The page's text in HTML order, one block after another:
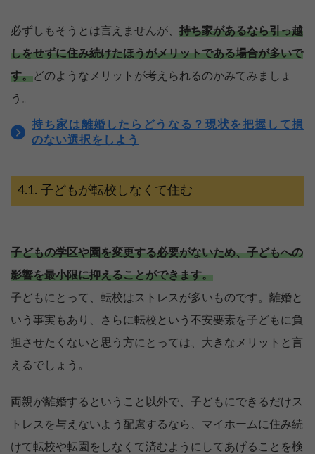
必ずしもそうとは言えませんが、 持ち家があるなら引っ越
しをせずに住み続けたほうがメリットである場合が多いで
す。どのようなメリットが考えられるのかみてみましょ
う。
持ち家は離婚したらどうなる？現状を把握して損
のない選択をしよう
子どもが転校しなくて住む
子どもの学区や園を変更する必要がないため、子どもへの
影響を最小限に抑えることができます。
子どもにとって、転校はストレスが多いものです。離婚と
いう事実もあり、さらに転校という不安要素を子どもに負
担させたくないと思う方にとっては、大きなメリットと言
えるでしょう。
両親が離婚するということ以外で、子どもにできるだけス
トレスを与えないよう配慮するなら、マイホームに住み続
けて転校や転園をしなくて済むようにしてあげることを検